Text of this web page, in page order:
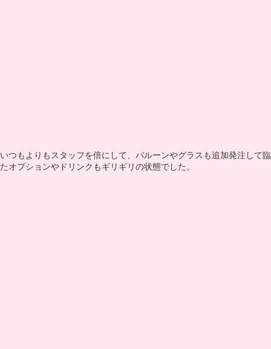
いつもよりもスタッフを倍にして、バルーンやグラスも追加発注して
たオプションやドリンクもギリギリの状態でした。